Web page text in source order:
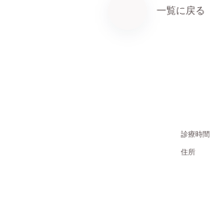
一覧に戻る
診療時間
住所